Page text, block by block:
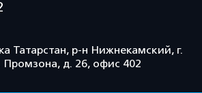
Татарстан, р-н Нижнекамский, г.
д. 26, офис 402